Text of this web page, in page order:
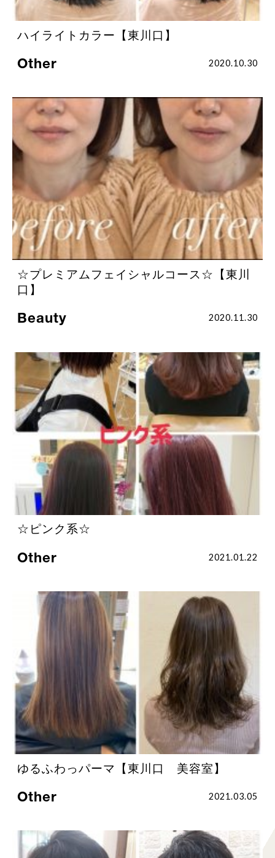
ハイライトカラー【東川口】
Other 2020.10.30
☆プレミアムフェイシャルコース☆【東川
口】
Beauty 2020.11.30
☆ピンク系☆
Other 2021.01.22
ゆるふわっパーマ【東川口 美容室】
Other 2021.03.05